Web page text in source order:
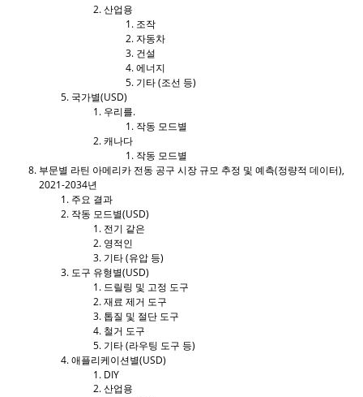
산업용
조작
자동차
건설
에너지
기타 (조선 등)
국가별(USD)
우리를.
작동 모드별
캐나다
작동 모드별
부문별 라틴 아메리카 전동 공구 시장 규모 추정 및 예측(정량적 데이터),
2021-2034년
주요 결과
작동 모드별(USD)
전기 같은
영적인
기타 (유압 등)
도구 유형별(USD)
드릴링 및 고정 도구
재료 제거 도구
톱질 및 절단 도구
철거 도구
기타 (라우팅 도구 등)
애플리케이션별(USD)
DIY
산업용